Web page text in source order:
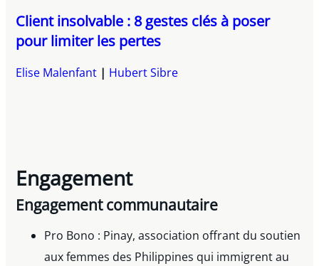
Client insolvable : 8 gestes clés à poser
pour limiter les pertes
Elise Malenfant Hubert Sibre
Engagement
Engagement communautaire
Pro Bono : Pinay, association offrant du soutien
aux femmes des Philippines qui immigrent au